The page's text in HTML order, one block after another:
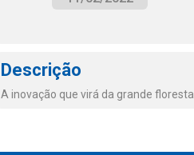
Descrição
A inovação que virá da grande floresta.